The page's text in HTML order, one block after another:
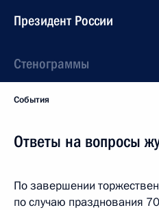
Президент России
Стенограммы
События
Ответы на вопросы
По завершении
по случаю празднования